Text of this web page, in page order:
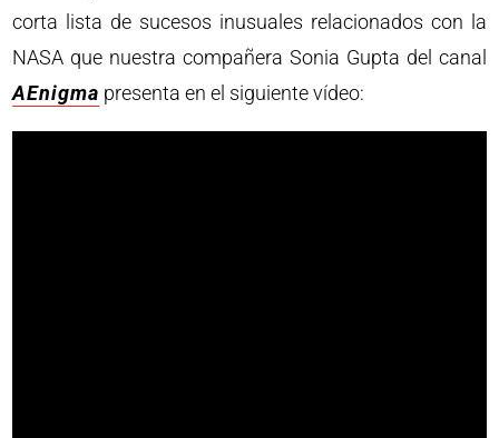
corta lista de sucesos inusuales relacionados con la
NASA que nuestra compañera Sonia Gupta del canal
AEnigma presenta en el siguiente vídeo: